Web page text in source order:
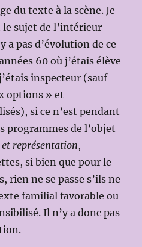
du texte à la scène. Je
sujet de l’intérieur
a pas d’évolution de ce
60 où j’étais élève
inspecteur (sauf
options » et
si ce n’est pendant
programmes de l’objet
représentation,
si bien que pour le
rien ne se passe s’ils ne
familial favorable ou
Il n’y a donc pas